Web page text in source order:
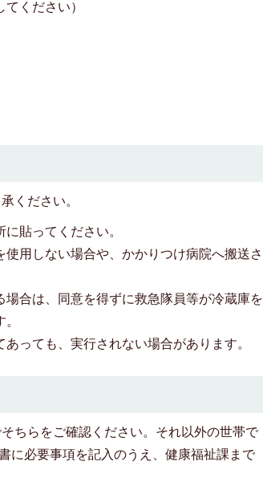
ください）
ください。
貼ってください。
用しない場合や、かかりつけ病院へ搬送さ
合は、同意を得ずに救急隊員等が冷蔵庫を
っても、実行されない場合があります。
ちらをご確認ください。それ以外の世帯で
に必要事項を記入のうえ、健康福祉課まで